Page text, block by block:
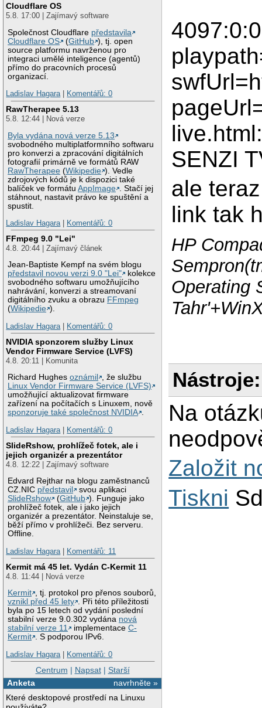
Cloudflare OS
5.8. 17:00 | Zajímavý software
Společnost Cloudflare představila
Cloudflare OS
(GitHub ), tj. open
source platformu navrženou pro
integraci umělé inteligence (agentů)
přímo do pracovních procesů
organizací.
Ladislav Hagara| Komentářů: 0
RawTherapee 5.13
5.8. 12:44 | Nová verze
Byla vydána nová verze 5.13
svobodného multiplatformního softwaru
pro konverzi a zpracování digitálních
fotografií primárně ve formátů RAW
RawTherapee (Wikipedie ). Vedle
zdrojových kódů je k dispozici také
balíček ve formátuAppImage
. Stačí jej
stáhnout, nastavit právo ke spuštění a
spustit.
Ladislav Hagara| Komentářů: 0
FFmpeg 9.0 "Lei"
4.8. 20:44 | Zajímavý článek
Jean-Baptiste Kempf na svém blogu
představil novou verzi 9.0 "Lei"
kolekce
svobodného softwaru umožňujícího
nahrávání, konverzi a streamovaní
digitálního zvuku a obrazu FFmpeg
(Wikipedie ).
Ladislav Hagara| Komentářů: 0
NVIDIA sponzorem služby Linux
Vendor Firmware Service (LVFS)
4.8. 20:11 | Komunita
Richard Hughesoznámil
, že službu
Linux Vendor Firmware Service (LVFS)
umožňující aktualizovat firmware
zařízení na počítačích s Linuxem, nově
sponzoruje také společnost NVIDIA .
Ladislav Hagara| Komentářů: 0
SlideRshow, prohlížeč fotek, ale i
jejich organizér a prezentátor
4.8. 12:22 | Zajímavý software
Edvard Rejthar na blogu zaměstnanců
CZ.NIC představil
svou aplikaci
SlideRshow
(GitHub ). Funguje jako
prohlížeč fotek, ale i jako jejich
organizér a prezentátor. Neinstaluje se,
běží přímo v prohlížeči. Bez serveru.
Offline.
Ladislav Hagara| Komentářů: 11
Kermit má 45 let. Vydán C-Kermit 11
4.8. 11:44 | Nová verze
Kermit , tj. protokol pro přenos souborů,
vznikl před 45 lety . Při této příležitosti
byla po 15 letech od vydání poslední
stabilní verze 9.0.302 vydána nová
stabilní verze 11
implementaceC-
Kermit . S podporou IPv6.
Ladislav Hagara| Komentářů: 0
Centrum | Napsat| Starší
navrhněte »
Anketa
Které desktopové prostředí na Linuxu
SENZI
ale
link tak
HP
Operating
Nástroje:
Na
Založit
Tiskni